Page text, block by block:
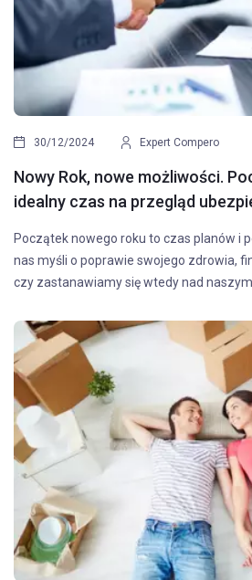
30/12/2024 Expert Compero
Nowy Rok, nowe możliwości.
idealny czas na przegląd
Początek nowego roku to czas planów i
nas myśli o poprawie swojego zdrowia,
czy zastanawiamy się wtedy nad